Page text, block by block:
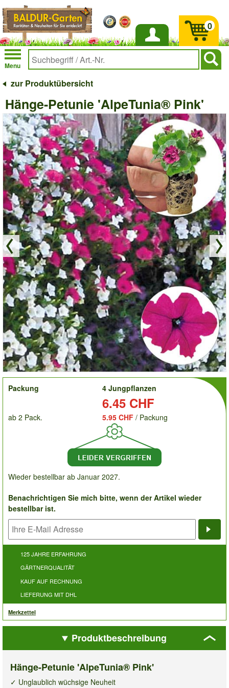
Anmelden
Menu
0
zur Produktübersicht
Hänge-Petunie 'AlpeTunia® Pink'
order
Packung
4 Jungpflanzen
6.45 CHF
ab 2 Pack. 5.95 CHF / Packung
Wieder bestellbar ab Januar 2027.
Benachrichtigen Sie mich bitte, wenn der Artikel wieder
bestellbar ist.
125 JAHRE ERFAHRUNG
GÄRTNERQUALITÄT
KAUF AUF RECHNUNG
LIEFERUNG MIT DHL
Merkzettel
Produktbeschreibung
Hänge-Petunie 'AlpeTunia® Pink'
✓ Unglaublich wüchsige Neuheit